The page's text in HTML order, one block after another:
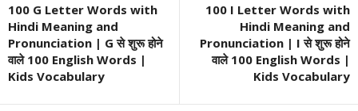
100 G Letter Words with
Hindi Meaning and
Pronunciation | G से शुरू होने
वाले 100 English Words |
Kids Vocabulary
100 I Letter Words with
Hindi Meaning and
Pronunciation | I से शुरू होने
वाले 100 English Words |
Kids Vocabulary